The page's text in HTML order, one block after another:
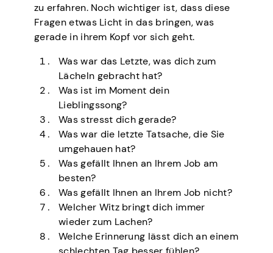
zu erfahren. Noch wichtiger ist, dass diese
Fragen etwas Licht in das bringen, was
gerade in ihrem Kopf vor sich geht.
Was war das Letzte, was dich zum
Lächeln gebracht hat?
Was ist im Moment dein
Lieblingssong?
Was stresst dich gerade?
Was war die letzte Tatsache, die Sie
umgehauen hat?
Was gefällt Ihnen an Ihrem Job am
besten?
Was gefällt Ihnen an Ihrem Job nicht?
Welcher Witz bringt dich immer
wieder zum Lachen?
Welche Erinnerung lässt dich an einem